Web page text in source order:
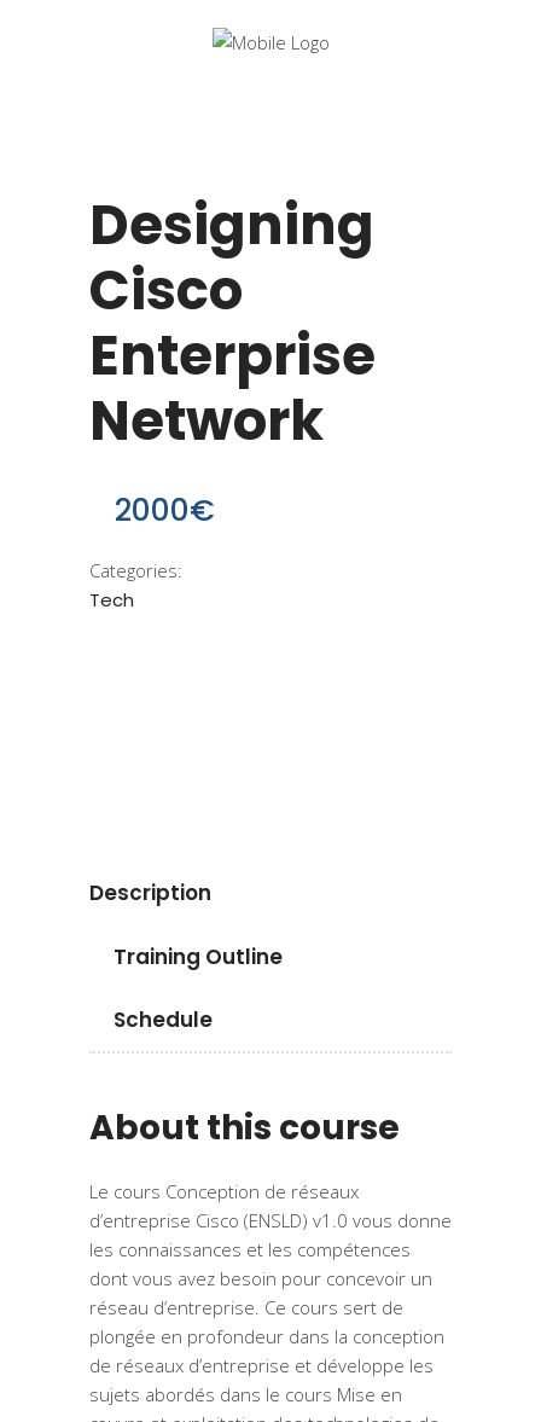
Designing
Cisco
Enterprise
Network
2000€
Categories:
Tech
Description
Training Outline
Schedule
About this course
Le cours Conception de réseaux
d’entreprise Cisco (ENSLD) v1.0 vous donne
les connaissances et les compétences
dont vous avez besoin pour concevoir un
réseau d’entreprise. Ce cours sert de
plongée en profondeur dans la conception
de réseaux d’entreprise et développe les
sujets abordés dans le cours Mise en